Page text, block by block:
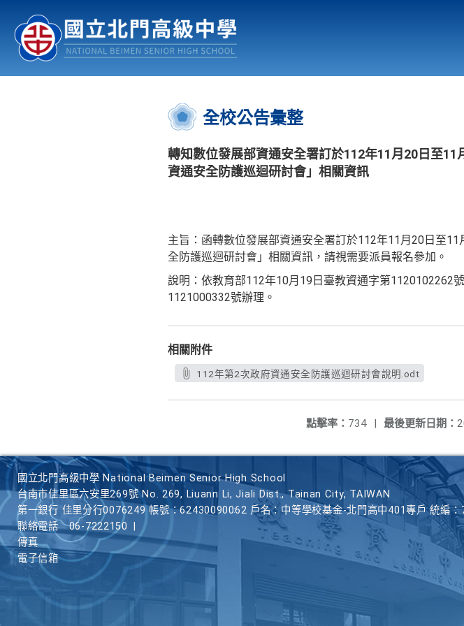
認識北中 行事曆
:::
全校公告彙整
轉知數位發展部資通安全署訂於112年11月20日至
資通安全防護巡迴研討會」相關資訊
主旨：函轉數位發展部資通安全署訂於112年11月20日至
全防護巡迴研討會」相關資訊，請視需要派員報名參加。
說明：依教育部112年10月19日臺教資通字第1120102262
1121000332號辦理。
相關附件
112年第2次政府資通安全防護巡迴研討會說明.odt
最後更新日期：
點擊率： 734 |
國立北門高級中學 National Beimen Senior High School
台南市佳里區六安里269號 No. 269, Liuann Li, Jiali Dist., Tainan City, TAIWAN
第一銀行 佳里分行0076249 帳號：62430090062 戶名：中等學校基金-北門高中401專戶 統編
聯絡電話
06-7222150
傳真
電子信箱